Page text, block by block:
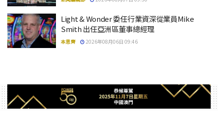
Light & Wonder 委任行業資深從業員Mike
Smith 出任亞洲區董事總經理
本思齊 2026年08月06日 09:46